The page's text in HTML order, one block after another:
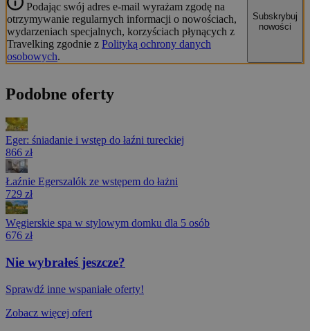
Podając swój adres e-mail wyrażam zgodę na
otrzymywanie regularnych informacji o nowościach,
wydarzeniach specjalnych, korzyściach płynących z
Travelking zgodnie z Polityką ochrony danych
osobowych.
Subskrybuj
nowości
Podobne oferty
Eger: śniadanie i wstęp do łaźni tureckiej
866 zł
Łaźnie Egerszalók ze wstępem do łażni
729 zł
Węgierskie spa w stylowym domku dla 5 osób
676 zł
Nie wybrałeś jeszcze?
Sprawdź inne wspaniałe oferty!
Zobacz więcej ofert